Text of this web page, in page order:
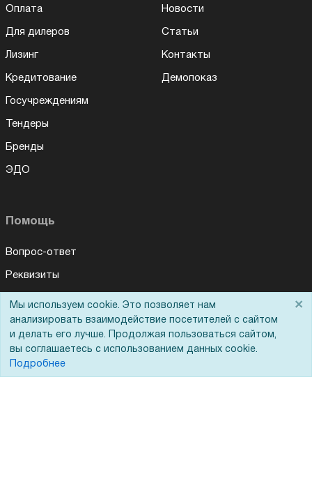
Оплата
Для дилеров
Лизинг
Кредитование
Госучреждениям
Тендеры
Бренды
ЭДО
Новости
Статьи
Контакты
Демопоказ
Помощь
Вопрос-ответ
Реквизиты
Гарантии и возврат
Сервисный центр
Вакансии
Обратная связь
Мы используем cookie. Это позволяет нам
анализировать взаимодействие посетителей с сайтом
и делать его лучше. Продолжая пользоваться сайтом,
вы соглашаетесь с использованием данных cookie.
Подробнее
×
Для Вас доступно эксклюзивное приложение при
заказе этого товара
Получить скидку Не показывать